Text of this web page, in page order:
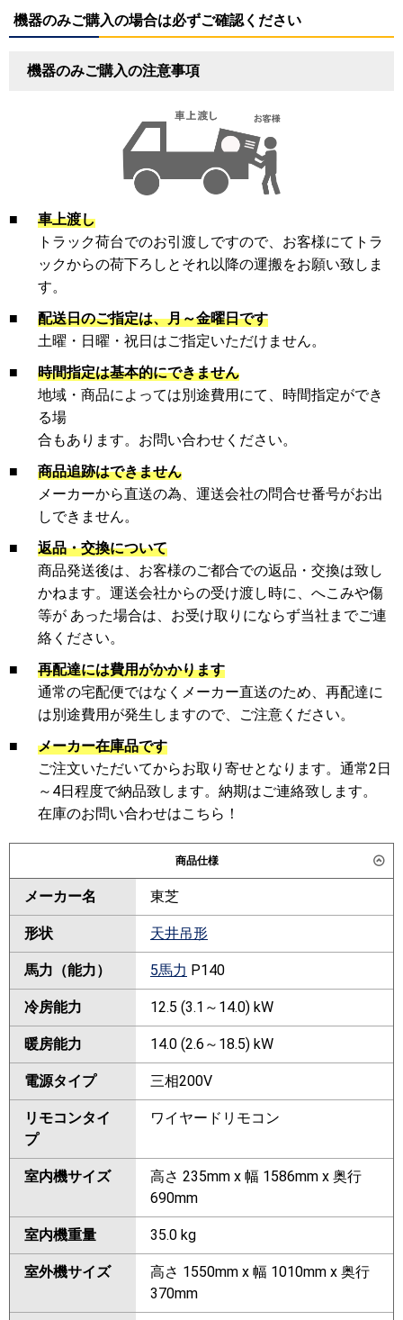
機器のみご購入の場合は必ずご確認ください
機器のみご購入の注意事項
■
車上渡し
トラック荷台でのお引渡しですので、お客様にてトラ
ックからの荷下ろしとそれ以降の運搬をお願い致しま
す。
■
配送日のご指定は、月～金曜日です
土曜・日曜・祝日はご指定いただけません。
■
時間指定は基本的にできません
地域・商品によっては別途費用にて、時間指定ができ
る場
合もあります。お問い合わせください。
■
商品追跡はできません
メーカーから直送の為、運送会社の問合せ番号がお出
しできません。
■
返品・交換について
商品発送後は、お客様のご都合での返品・交換は致し
かねます。運送会社からの受け渡し時に、へこみや傷
等が あった場合は、お受け取りにならず当社までご連
絡ください。
■
再配達には費用がかかります
通常の宅配便ではなくメーカー直送のため、再配達に
は別途費用が発生しますので、ご注意ください。
■
メーカー在庫品です
ご注文いただいてからお取り寄せとなります。通常2日
～4日程度で納品致します。納期はご連絡致します。
在庫のお問い合わせはこちら！
商品仕様
メーカー名 東芝
形状 天井吊形
馬力（能力） 5馬力 P140
冷房能力 12.5 (3.1～14.0) kW
暖房能力 14.0 (2.6～18.5) kW
電源タイプ 三相200V
リモコンタイ
プ
ワイヤードリモコン
室内機サイズ
高さ 235mm x 幅 1586mm x 奥行
690mm
室内機重量 35.0 kg
室外機サイズ
高さ 1550mm x 幅 1010mm x 奥行
370mm